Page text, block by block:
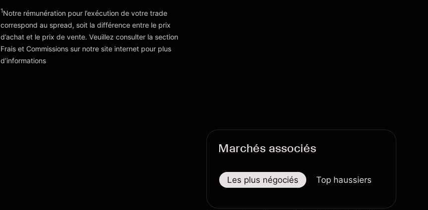
Vers la plateforme'Tarifs et Frais
1Notre rémunération pour l’exécution de votre trade
correspond au spread, soit la différence entre le prix
d’achat et le prix de vente. Veuillez consulter la section
Frais et Commissions sur notre site internet pour plus
d’informations
Marchés associés
Les plus négociés Top haussiers